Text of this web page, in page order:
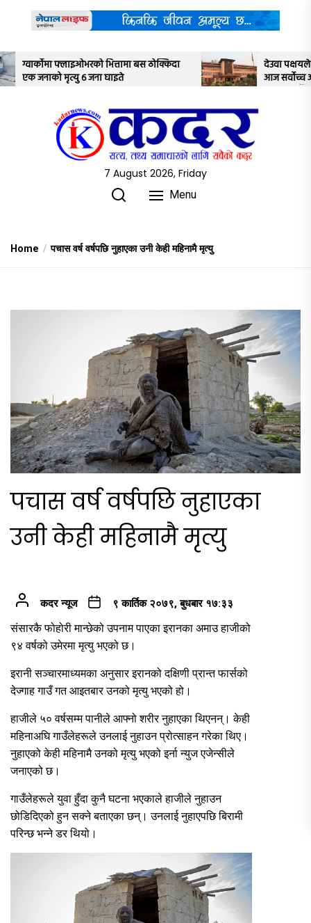
content
बस ठोक्किदा
देउवा पक्षयले दिएकोे पुनरावलोकन निवेदनमाथि
आज सर्वोच्च अदालतका तीन न्यायाधीशले
7 August 2026, Friday
Menu
Home पचास वर्ष वर्षपछि नुहाएका उनी केही महिनामै मृत्यु
पचास वर्ष वर्षपछि नुहाएका
उनी केही महिनामै मृत्यु
कदर न्यूज ९ कार्तिक २०७९, बुधबार १७:३३
संसारकै फोहोरी मान्छेको उपनाम पाएका इरानका अमाउ हाजीको
९४ वर्षको उमेरमा मृत्यु भएको छ।
इरानी सञ्चारमाध्यमका अनुसार इरानको दक्षिणी प्रान्त फार्सको
देज्गाह गाउँ गत आइतबार उनको मृत्यु भएको हो।
हाजीले ५० वर्षसम्म पानीले आफ्नो शरीर नुहाएका थिएनन्। केही
महिनाअघि गाउँलेहरूले उनलाई नुहाउन प्रोत्साहन गरेका थिए।
नुहाएको केही महिनामै उनको मृत्यु भएको इर्ना न्युज एजेन्सीले
जनाएको छ।
गाउँलेहरूले युवा हुँदा कुनै घटना भएकाले हाजीले नुहाउन
छोडिदिएको हुन सक्ने बताएका छन्। उनलाई नुहाएपछि बिरामी
परिन्छ भन्ने डर थियो।